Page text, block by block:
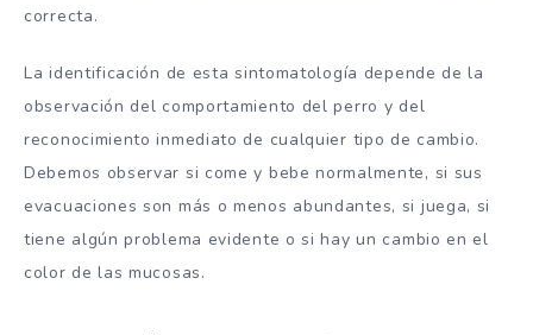
correcta.
La identificación de esta sintomatología depende de la
observación del comportamiento del perro y del
reconocimiento inmediato de cualquier tipo de cambio.
Debemos observar si come y bebe normalmente, si sus
evacuaciones son más o menos abundantes, si juega, si
tiene algún problema evidente o si hay un cambio en el
color de las mucosas.